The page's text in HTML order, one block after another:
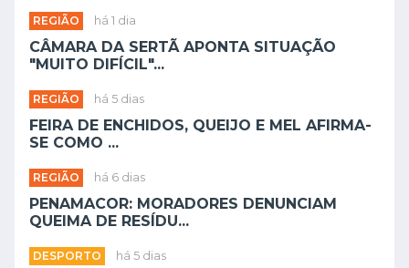
REGIÃO há 1 dia
CÂMARA DA SERTÃ APONTA SITUAÇÃO
"MUITO DIFÍCIL"...
REGIÃO há 5 dias
FEIRA DE ENCHIDOS, QUEIJO E MEL AFIRMA-
SE COMO ...
REGIÃO há 6 dias
PENAMACOR: MORADORES DENUNCIAM
QUEIMA DE RESÍDU...
DESPORTO há 5 dias